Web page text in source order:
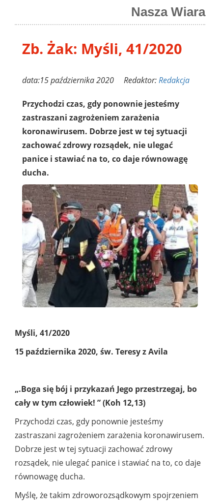
Nasza Wiara
Zb. Żak: Myśli, 41/2020
data:15 października 2020 Redaktor:Redakcja
Przychodzi czas, gdy ponownie jesteśmy
zastraszani zagrożeniem zarażenia
koronawirusem. Dobrze jest w tej sytuacji
zachować zdrowy rozsądek, nie ulegać
panice i stawiać na to, co daje równowagę
ducha.
Myśli, 41/2020
15 października 2020, św. Teresy z Avila
„.Boga się bój i przykazań Jego przestrzegaj, bo
cały w tym człowiek! ” (Koh 12,13)
Przychodzi czas, gdy ponownie jesteśmy
zastraszani zagrożeniem zarażenia koronawirusem.
Dobrze jest w tej sytuacji zachować zdrowy
rozsądek, nie ulegać panice i stawiać na to, co daje
równowagę ducha.
Myślę, że takim zdroworozsądkowym spojrzeniem